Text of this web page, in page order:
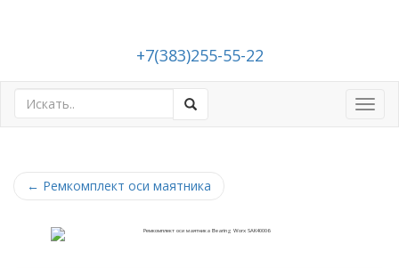
+7(383)255-55-22
← Ремкомплект оси маятника